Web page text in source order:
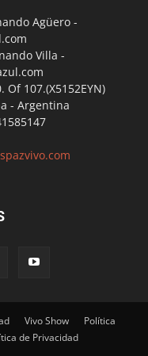
Agüero -
Villa -
Of 107.(X5152EYN)
- Argentina
Vivo Show
Política
de Privacidad